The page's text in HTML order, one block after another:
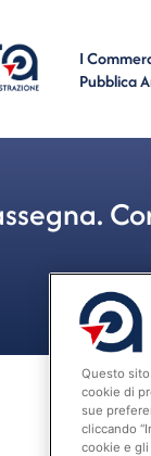
I
Pubblica
Questo
cookie di
sue
cliccando
cookie e gli